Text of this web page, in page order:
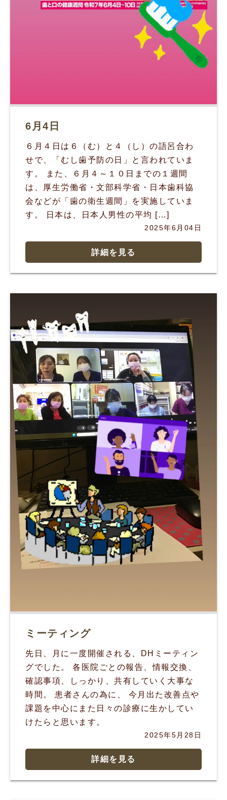
6月4日
６月４日は６（む）と４（し）の語呂合わ
せで、「むし歯予防の日」と言われていま
す。 また、６月４～１０日までの１週間
は、厚生労働省・文部科学省・日本歯科協
会などが「歯の衛生週間」を実施していま
す。 日本は、日本人男性の平均 […]
2025年6月04日
詳細を見る
ミーティング
先日、月に一度開催される、DHミーティン
グでした。 各医院ごとの報告、情報交換、
確認事項、しっかり、共有していく大事な
時間。 患者さんの為に、 今月出た改善点や
課題を中心にまた日々の診療に生かしてい
けたらと思います。
2025年5月28日
詳細を見る